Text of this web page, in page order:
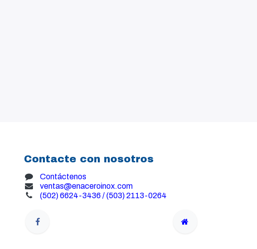
Contacte con nosotros
Contáctenos
ventas@enaceroinox.com
(502) 6624-3436 / (503) 2113-0264